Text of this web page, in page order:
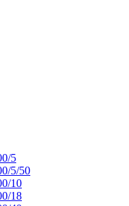
5
5/50
10
18